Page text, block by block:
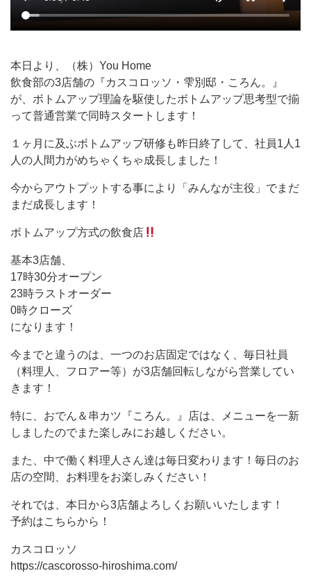
本日より、（株）You Home
飲食部の3店舗の『カスコロッソ・雫別邸・ころん。』
が、ボトムアップ理論を駆使したボトムアップ思考型で揃
って普通営業で同時スタートします！
１ヶ月に及ぶボトムアップ研修も昨日終了して、社員1人1
人の人間力がめちゃくちゃ成長しました！
今からアウトプットする事により「みんなが主役」でまだ
まだ成長します！
ボトムアップ方式の飲食店
基本3店舗、
17時30分オープン
23時ラストオーダー
0時クローズ
になります！
今までと違うのは、一つのお店固定ではなく、毎日社員
（料理人、フロアー等）が3店舗回転しながら営業してい
きます！
特に、おでん＆串カツ『ころん。』店は、メニューを一新
しましたのでまた楽しみにお越しください。
また、中で働く料理人さん達は毎日変わります！毎日のお
店の空間、お料理をお楽しみください！
それでは、本日から3店舗よろしくお願いいたします！
予約はこちらから！
カスコロッソ
https://cascorosso-hiroshima.com/